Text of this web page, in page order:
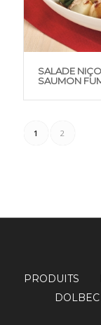
SALADE
SAUMON
1 2
PRODUITS
DOLBEC